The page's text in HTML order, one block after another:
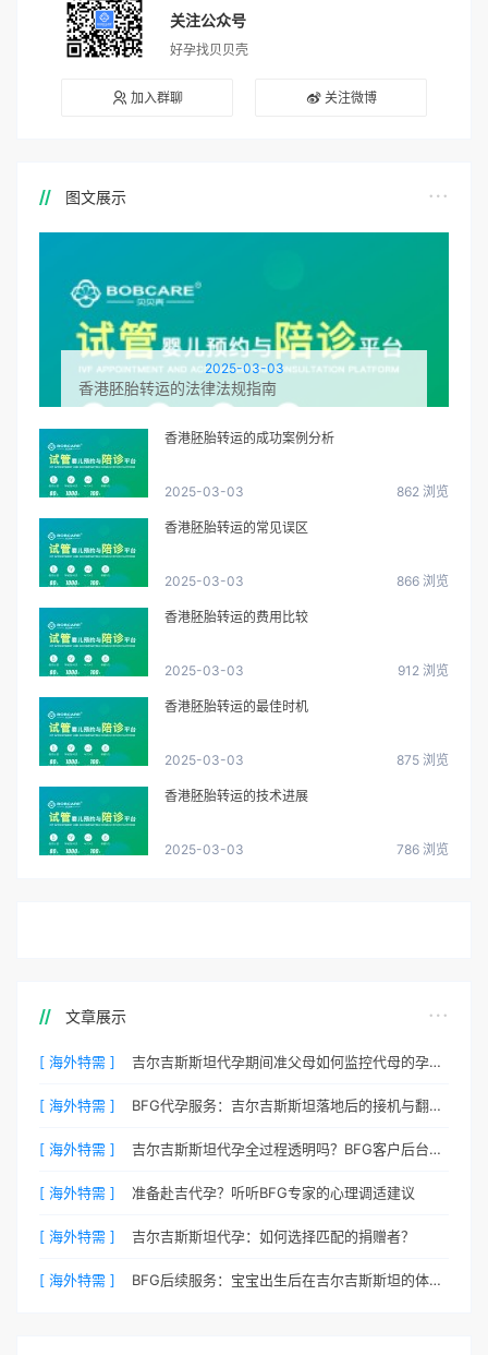
关注公众号
好孕找贝贝壳
加入群聊 关注微博
图文展示
2025-03-03
香港胚胎转运的法律法规指南
香港胚胎转运的成功案例分析
2025-03-03 862 浏览
香港胚胎转运的常见误区
2025-03-03 866 浏览
香港胚胎转运的费用比较
2025-03-03 912 浏览
香港胚胎转运的最佳时机
2025-03-03 875 浏览
香港胚胎转运的技术进展
2025-03-03 786 浏览
文章展示
[ 海外特需 ] 吉尔吉斯斯坦代孕期间准父母如何监控代母的孕期状态？
[ 海外特需 ] BFG代孕服务：吉尔吉斯斯坦落地后的接机与翻译安排
[ 海外特需 ] 吉尔吉斯斯坦代孕全过程透明吗？BFG客户后台详解
[ 海外特需 ] 准备赴吉代孕？听听BFG专家的心理调适建议
[ 海外特需 ] 吉尔吉斯斯坦代孕：如何选择匹配的捐赠者？
[ 海外特需 ] BFG后续服务：宝宝出生后在吉尔吉斯斯坦的体检与回国